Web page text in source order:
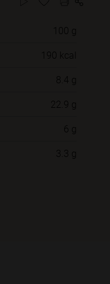
100 g
190 kcal
8.4 g
22.9 g
6 g
3.3 g